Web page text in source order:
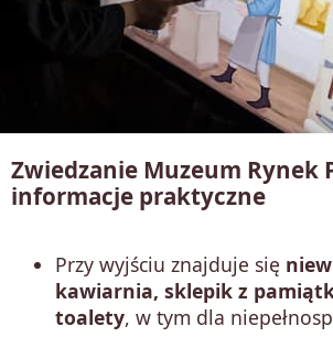
Zwiedzanie Muzeum Rynek
informacje praktyczne
Przy wyjściu znajduje się
kawiarnia, sklepik z
toalety, w tym dla